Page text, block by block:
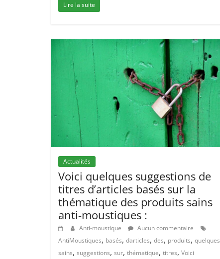
Lire la suite
Actualités
Voici quelques suggestions de
titres d’articles basés sur la
thématique des produits sains
anti-moustiques :
Anti-moustique
Aucun commentaire
AntiMoustiques, basés, darticles, des, produits, quelques
sains, suggestions, sur, thématique, titres, Voici